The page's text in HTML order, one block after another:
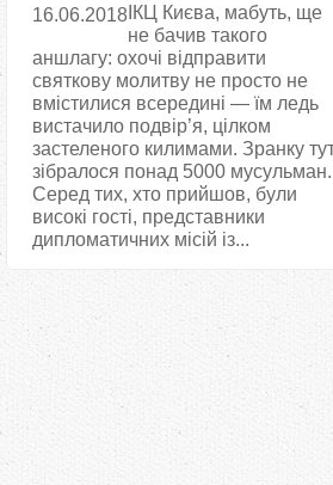
16.06.2018 ІКЦ Києва, мабуть, ще
не бачив такого
аншлагу: охочі відправити
святкову молитву не просто не
вмістилися всередині — їм ледь
вистачило подвір’я, цілком
застеленого килимами. Зранку
зібралося понад 5000 мусульман.
Серед тих, хто прийшов, були
високі гості, представники
дипломатичних місій із...